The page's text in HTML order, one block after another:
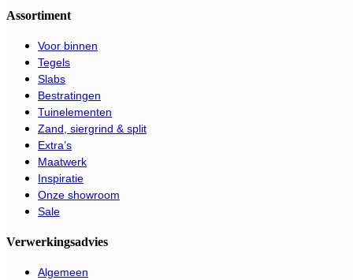
Assortiment
Voor binnen
Tegels
Slabs
Bestratingen
Tuinelementen
Zand, siergrind & split
Extra’s
Maatwerk
Inspiratie
Onze showroom
Sale
Verwerkingsadvies
Algemeen